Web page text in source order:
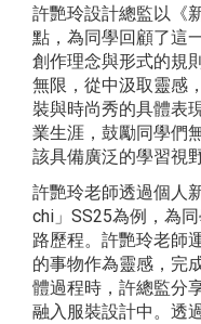
許艷玲設計總監以《
點，為同學回顧了這
創作理念與形式的規
無限，從中汲取靈感
裝與時尚秀的具體表
業生涯，鼓勵同學們
該具備廣泛的學習視野
許艷玲老師透過個人
chi」SS25為例，為
路歷程。許艷玲老師
的事物作為靈感，完
體過程時，許總監分
融入服裝設計中。透